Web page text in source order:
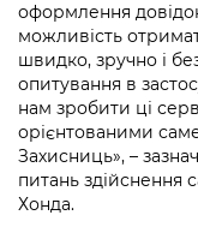
Регуляторна
Промисловість
Підприємства,
Kyiv
Ритуальні
Іноземцям /
Пам'ятки
Портал
Безбар'єрність
Рада з питань
осіб при
адміністрації
«Ініціатива
Уряд» –
Важливе під
Звіти про
публічну
Інформація для
Про відкриті
Портал даних
Контакти для
media
оформлення
можливість
швидко, зручно і
опитування в
нам зробити ці
орієнтованими
Захисниць», –
питань
Хонда.